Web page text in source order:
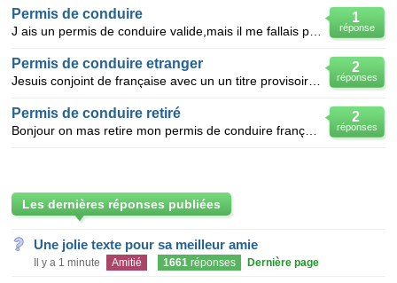
1
réponse
Permis de conduire
2
réponses
Permis de conduire etranger
2
réponses
Permis de conduire retiré
Les dernières réponses publiées
Une jolie texte pour sa meilleur amie
Il y a 1 minute Amitié 1661 réponses Dernière page